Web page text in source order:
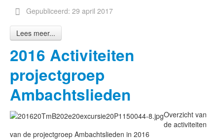
Gepubliceerd: 29 april 2017
Lees meer...
2016 Activiteiten
projectgroep
Ambachtslieden
Overzicht van
de activiteiten
van de projectgroep Ambachtslieden in 2016